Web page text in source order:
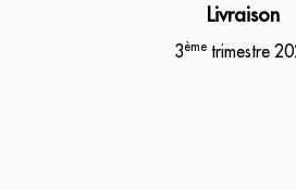
Livraison
3èmetrimestre